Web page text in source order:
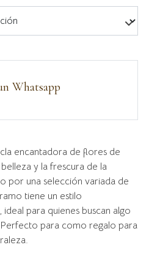
Whatsapp
encantadora de flores de
y la frescura de la
por una selección variada de
tiene un estilo
para quienes buscan algo
para como regalo para